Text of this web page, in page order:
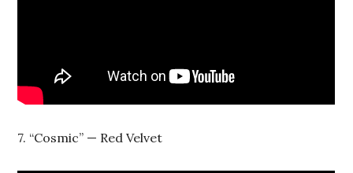
7. “Cosmic” — Red Velvet